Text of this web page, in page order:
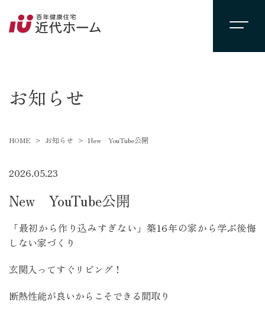
お知らせ
HOME お知らせ New YouTube公開
2026.05.23
New YouTube公開
「最初から作り込みすぎない」築16年の家から学ぶ後悔
しない家づくり
玄関入ってすぐリビング！
断熱性能が良いからこそできる間取り